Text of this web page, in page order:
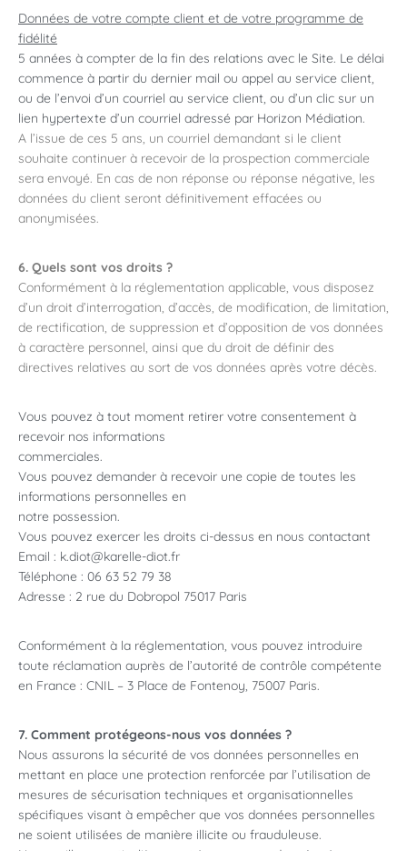
Données de votre compte client et de votre programme de
fidélité
5 années à compter de la fin des relations avec le Site. Le délai
commence à partir du dernier mail ou appel au service client,
ou de l’envoi d’un courriel au service client, ou d’un clic sur un
lien hypertexte d’un courriel adressé par Horizon Médiation.
A l’issue de ces 5 ans, un courriel demandant si le client
souhaite continuer à recevoir de la prospection commerciale
sera envoyé. En cas de non réponse ou réponse négative, les
données du client seront définitivement effacées ou
anonymisées.
6. Quels sont vos droits ?
Conformément à la réglementation applicable, vous disposez
d’un droit d’interrogation, d’accès, de modification, de limitation,
de rectification, de suppression et d’opposition de vos données
à caractère personnel, ainsi que du droit de définir des
directives relatives au sort de vos données après votre décès.
Vous pouvez à tout moment retirer votre consentement à
recevoir nos informations
commerciales.
Vous pouvez demander à recevoir une copie de toutes les
informations personnelles en
notre possession.
Vous pouvez exercer les droits ci-dessus en nous contactant
Email : k.diot@karelle-diot.fr
Téléphone : 06 63 52 79 38
Adresse : 2 rue du Dobropol 75017 Paris
Conformément à la réglementation, vous pouvez introduire
toute réclamation auprès de l’autorité de contrôle compétente
en France : CNIL – 3 Place de Fontenoy, 75007 Paris.
7. Comment protégeons-nous vos données ?
Nous assurons la sécurité de vos données personnelles en
mettant en place une protection renforcée par l’utilisation de
mesures de sécurisation techniques et organisationnelles
spécifiques visant à empêcher que vos données personnelles
ne soient utilisées de manière illicite ou frauduleuse.